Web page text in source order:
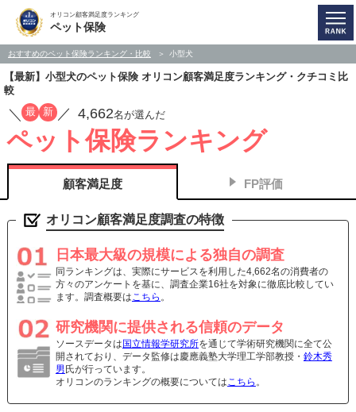
オリコン顧客満足度ランキング
ペット保険
おすすめのペット保険ランキング・比較 小型犬
【最新】小型犬のペット保険 オリコン顧客満足度ランキング・クチコミ比
較
／ 最 新 ／ 4,662名が選んだ
ペット保険ランキング
顧客満足度 FP評価
オリコン顧客満足度調査の特徴
日本最大級の規模による独自の調査
同ランキングは、実際にサービスを利用した4,662名の消費者の
方々のアンケートを基に、調査企業16社を対象に徹底比較してい
ます。調査概要はこちら 。
研究機関に提供される信頼のデータ
ソースデータは国立情報学研究所を通じて学術研究機関に全て公
開されており、データ監修は慶應義塾大学理工学部教授・ 鈴木秀
男氏が行っています。
オリコンのランキングの概要については こちら 。